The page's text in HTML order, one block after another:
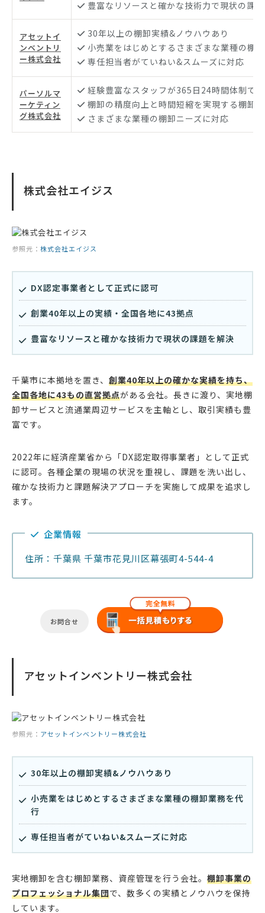
豊富なリソースと確かな技術力で現状の課
アセットイ
ンベントリ
ー株式会社
30年以上の棚卸実績&ノウハウあり
小売業をはじめとするさまざまな業種の棚
専任担当者がていねい&スムーズに対応
パーソルマ
ーケティン
グ株式会社
経験豊富なスタッフが365日24時間体制で
棚卸の精度向上と時間短縮を実現する棚卸
さまざまな業種の棚卸ニーズに対応
株式会社エイジス
参照元： 株式会社エイジス
DX認定事業者として正式に認可
創業40年以上の実績・全国各地に43拠点
豊富なリソースと確かな技術力で現状の課題を解決
千葉市に本拠地を置き、 創業40年以上の確かな実績を持ち、
全国各地に43もの直営拠点がある会社。長きに渡り、実地棚
卸サービスと流通業周辺サービスを主軸とし、取引実績も豊
富です。
2022年に経済産業省から「DX認定取得事業者」として正式
に認可。各種企業の現場の状況を重視し、課題を洗い出し、
確かな技術力と課題解決アプローチを実施して成果を追求し
ます。
企業情報
住所：千葉県 千葉市花見川区幕張町4-544-4
お問合せ
アセットインベントリー株式会社
参照元： アセットインベントリー株式会社
30年以上の棚卸実績&ノウハウあり
小売業をはじめとするさまざまな業種の棚卸業務を代
行
専任担当者がていねい&スムーズに対応
実地棚卸を含む棚卸業務、資産管理を行う会社。 棚卸事業の
プロフェッショナル集団で、数多くの実績とノウハウを保持
しています。